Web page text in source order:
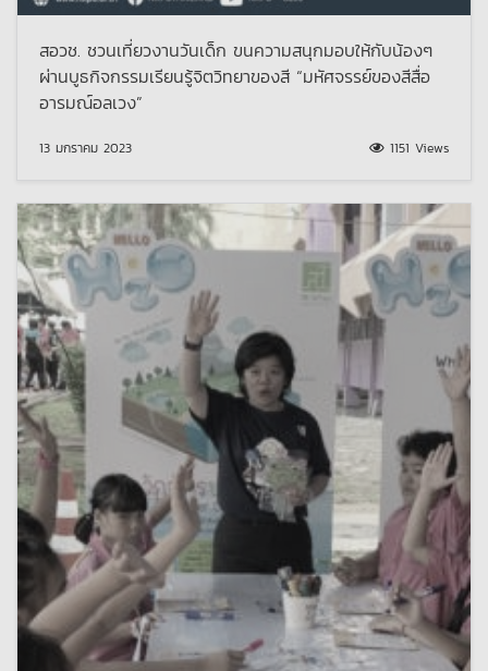
สอวช. ชวนเที่ยวงานวันเด็ก ขนความสนุกมอบให้กับน้องๆ
ผ่านบูธกิจกรรมเรียนรู้จิตวิทยาของสี “มหัศจรรย์ของสีสื่อ
อารมณ์อลเวง”
13 มกราคม 2023 1151 Views